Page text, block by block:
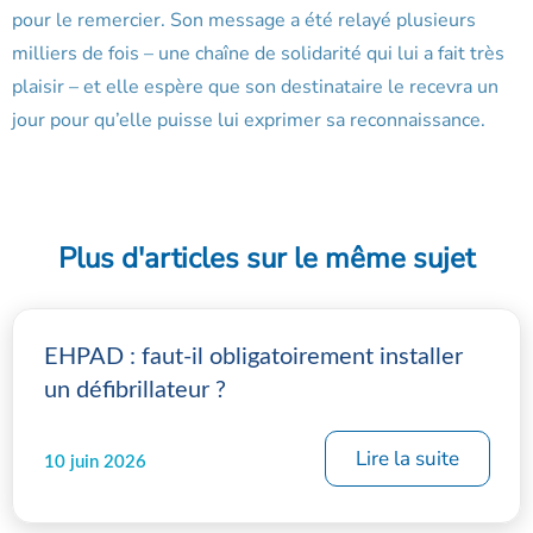
pour le remercier. Son message a été relayé plusieurs
milliers de fois – une chaîne de solidarité qui lui a fait très
plaisir – et elle espère que son destinataire le recevra un
jour pour qu’elle puisse lui exprimer sa reconnaissance.
Plus d'articles sur le même sujet
EHPAD : faut-il obligatoirement installer
un défibrillateur ?
10 juin 2026 Lire la suite